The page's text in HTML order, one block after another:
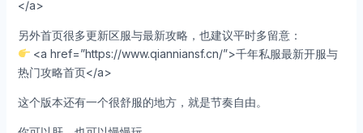
</a>
另外首页很多更新区服与最新攻略，也建议平时多留意：
<a href=”https://www.qianniansf.cn/”>千年私服最新开服与
热门攻略首页</a>
这个版本还有一个很舒服的地方，就是节奏自由。